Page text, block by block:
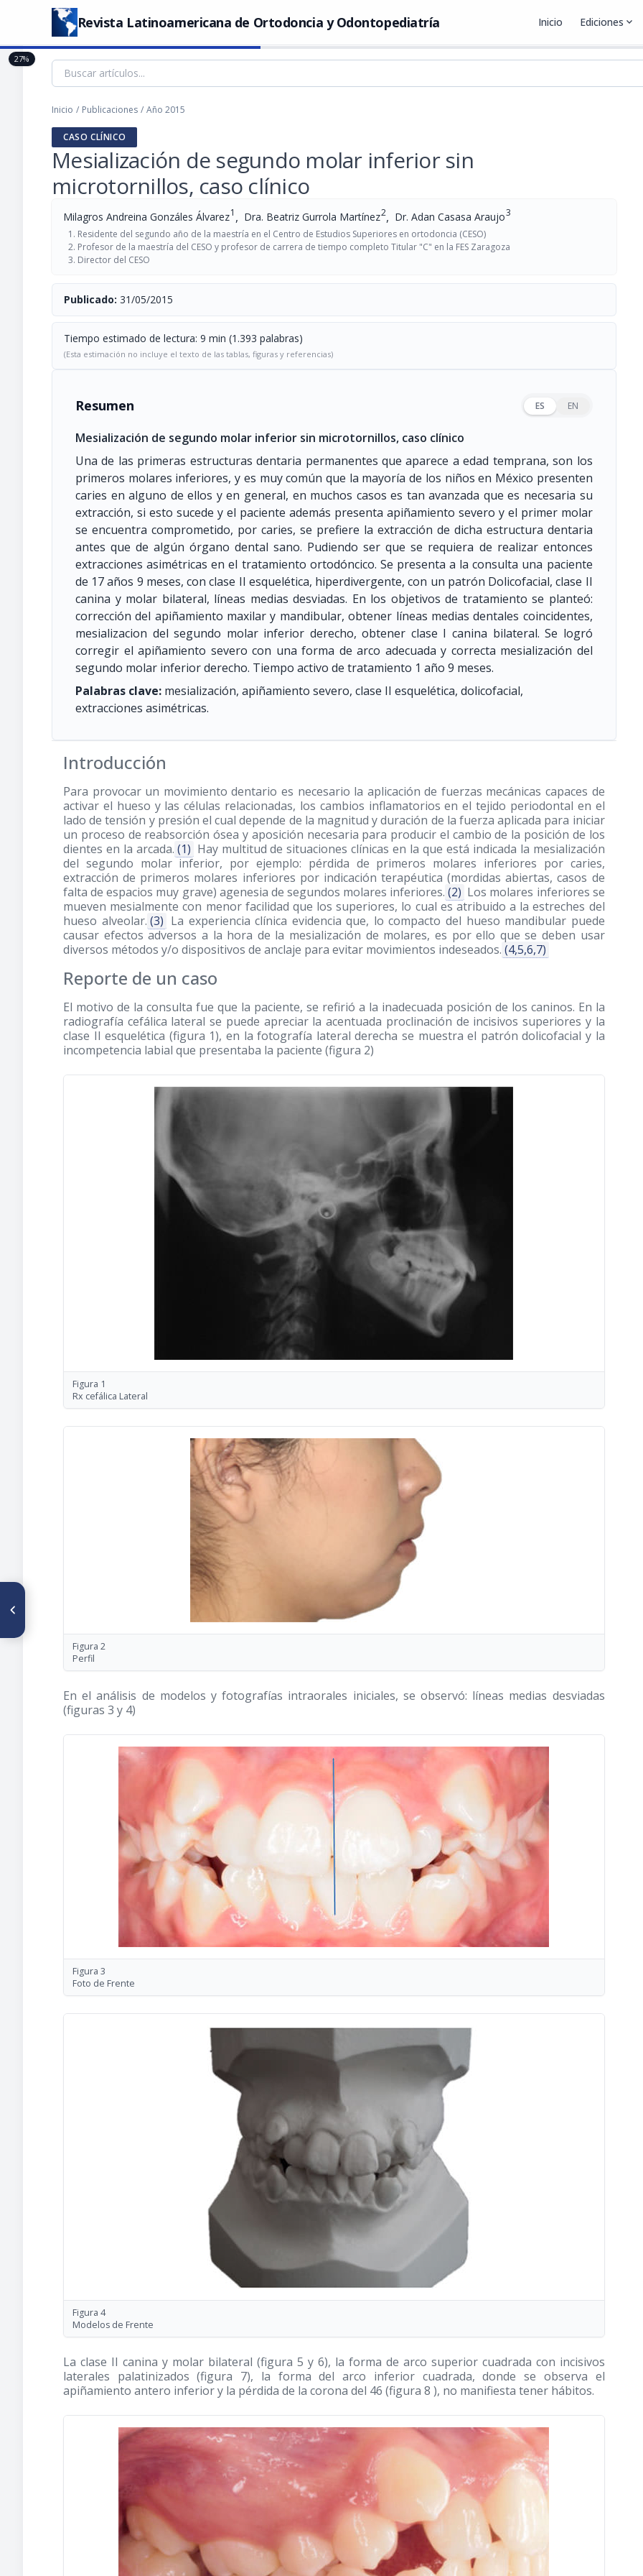
Revista Latinoamericana de Ortodoncia y Odontopediatría Inicio Ediciones expand_more
Inicio / Publicaciones / Año 2015
CASO CLÍNICO
Mesialización de segundo molar inferior sin
microtornillos, caso clínico
Milagros Andreina Gonzáles Álvarez1 , Dra. Beatriz Gurrola Martínez2, Dr. Adan Casasa Araujo3
Residente del segundo año de la maestría en el Centro de Estudios Superiores en ortodoncia (CESO)
Profesor de la maestría del CESO y profesor de carrera de tiempo completo Titular "C" en la FES Zaragoza
Director del CESO
Publicado: 31/05/2015
Tiempo estimado de lectura: 9 min (1.393 palabras)
(Esta estimación no incluye el texto de las tablas, figuras y referencias)
Resumen ES EN
Mesialización de segundo molar inferior sin microtornillos, caso clínico
Una de las primeras estructuras dentaria permanentes que aparece a edad temprana, son los
primeros molares inferiores, y es muy común que la mayoría de los niños en México presenten
caries en alguno de ellos y en general, en muchos casos es tan avanzada que es necesaria su
extracción, si esto sucede y el paciente además presenta apiñamiento severo y el primer molar
se encuentra comprometido, por caries, se prefiere la extracción de dicha estructura dentaria
antes que de algún órgano dental sano. Pudiendo ser que se requiera de realizar entonces
extracciones asimétricas en el tratamiento ortodóncico. Se presenta a la consulta una paciente
de 17 años 9 meses, con clase II esquelética, hiperdivergente, con un patrón Dolicofacial, clase II
canina y molar bilateral, líneas medias desviadas. En los objetivos de tratamiento se planteó:
corrección del apiñamiento maxilar y mandibular, obtener líneas medias dentales coincidentes,
mesializacion del segundo molar inferior derecho, obtener clase I canina bilateral. Se logró
corregir el apiñamiento severo con una forma de arco adecuada y correcta mesialización del
segundo molar inferior derecho. Tiempo activo de tratamiento 1 año 9 meses.
Palabras clave: mesialización, apiñamiento severo, clase II esquelética, dolicofacial,
extracciones asimétricas.
Introducción
Para provocar un movimiento dentario es necesario la aplicación de fuerzas mecánicas capaces de
activar el hueso y las células relacionadas, los cambios inflamatorios en el tejido periodontal en el
lado de tensión y presión el cual depende de la magnitud y duración de la fuerza aplicada para iniciar
un proceso de reabsorción ósea y aposición necesaria para producir el cambio de la posición de los
dientes en la arcada. (1) Hay multitud de situaciones clínicas en la que está indicada la mesialización
del segundo molar inferior, por ejemplo: pérdida de primeros molares inferiores por caries,
extracción de primeros molares inferiores por indicación terapéutica (mordidas abiertas, casos de
falta de espacios muy grave) agenesia de segundos molares inferiores. (2) Los molares inferiores se
mueven mesialmente con menor facilidad que los superiores, lo cual es atribuido a la estreches del
hueso alveolar. (3) La experiencia clínica evidencia que, lo compacto del hueso mandibular puede
causar efectos adversos a la hora de la mesialización de molares, es por ello que se deben usar
diversos métodos y/o dispositivos de anclaje para evitar movimientos indeseados. (4,5,6,7)
Reporte de un caso
El motivo de la consulta fue que la paciente, se refirió a la inadecuada posición de los caninos. En la
radiografía cefálica lateral se puede apreciar la acentuada proclinación de incisivos superiores y la
clase II esquelética (figura 1), en la fotografía lateral derecha se muestra el patrón dolicofacial y la
incompetencia labial que presentaba la paciente (figura 2)
Figura 1
Rx cefálica Lateral
Figura 2
Perfil
En el análisis de modelos y fotografías intraorales iniciales, se observó: líneas medias desviadas
(figuras 3 y 4)
Figura 3
Foto de Frente
Figura 4
Modelos de Frente
La clase II canina y molar bilateral (figura 5 y 6), la forma de arco superior cuadrada con incisivos
laterales palatinizados (figura 7), la forma del arco inferior cuadrada, donde se observa el
apiñamiento antero inferior y la pérdida de la corona del 46 (figura 8 ), no manifiesta tener hábitos.
27%
Hass y Schwartz en paciente
con colapso transversal
maxilar y mandibular